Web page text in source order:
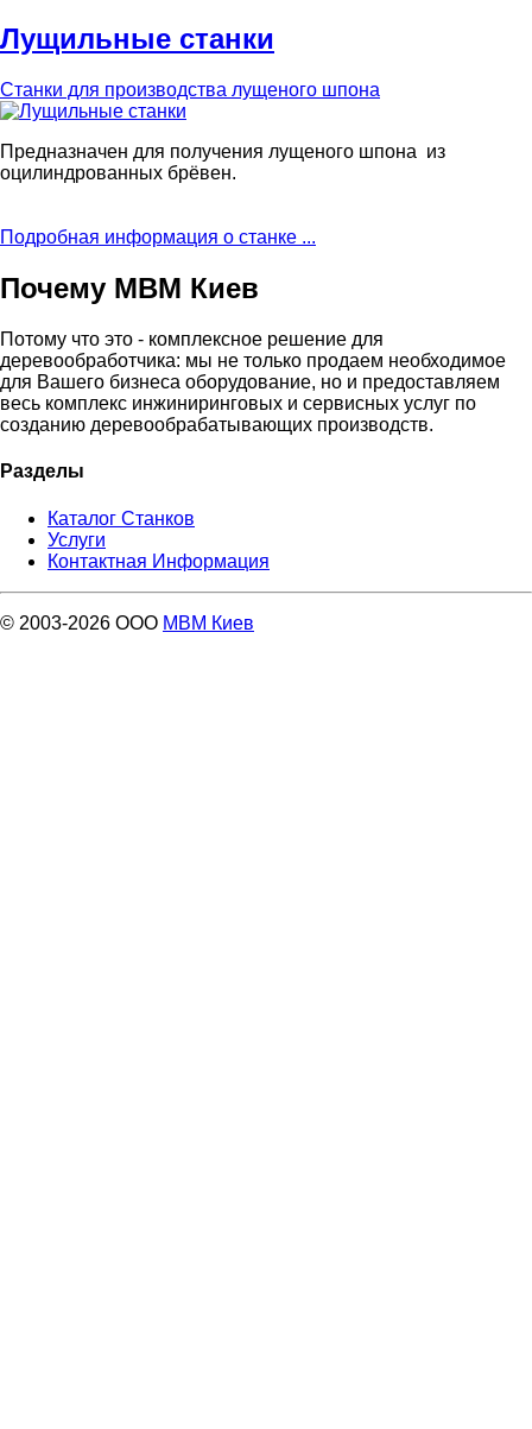
Лущильные станки
Станки для производства лущеного шпона
Предназначен для получения лущеного шпона из
оцилиндрованных брёвен.
Подробная информация о станке ...
Почему МВМ Киев
Потому что это - комплексное решение для
деревообработчика: мы не только продаем необходимое
для Вашего бизнеса оборудование, но и предоставляем
весь комплекс инжиниринговых и сервисных услуг по
созданию деревообрабатывающих производств.
Разделы
Каталог Станков
Услуги
Контактная Информация
© 2003-2026 ООО МВМ Киев